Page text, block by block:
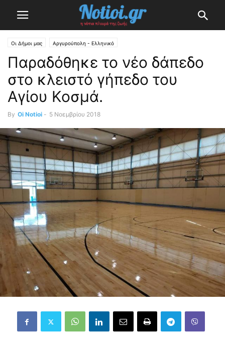
Οι Δήμοι μας Αργυρούπολη - Ελληνικό
Παραδόθηκε το νέο δάπεδο
στο κλειστό γήπεδο του
Αγίου Κοσμά.
By Oi Notioi - 5 Νοεμβρίου 2018